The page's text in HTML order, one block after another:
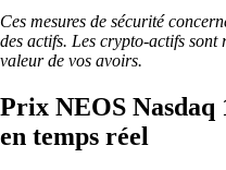
Ces mesures de sécurité
des actifs. Les crypto-actifs
valeur de vos avoirs.
Prix NEOS Nasdaq
en temps réel